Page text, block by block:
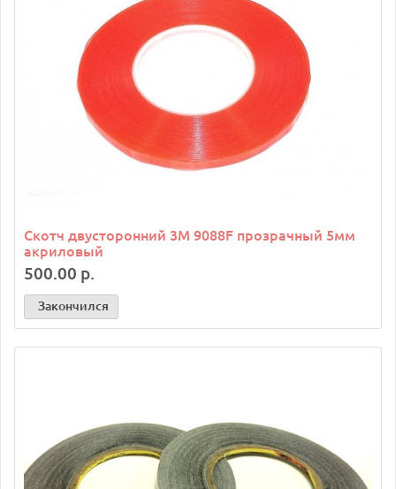
Скотч двусторонний 3M 9088F прозрачный 5мм
акриловый
500.00 р.
Закончился